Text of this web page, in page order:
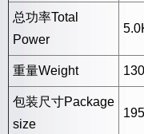
总功率Total
Power
重量Weight
包装尺寸Package
size